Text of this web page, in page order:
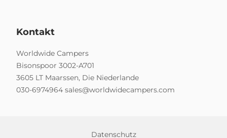
Kontakt
Worldwide Campers
Bisonspoor 3002-A701
3605 LT Maarssen, Die Niederlande
030-6974964 sales@worldwidecampers.com
Datenschutz